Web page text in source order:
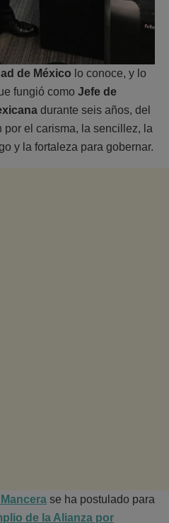
de México lo conoce, y lo
fungió como Jefe de
durante seis años, del
por el carisma, la sencillez, la
y la fortaleza para gobernar.
se ha postulado para
de la Alianza por